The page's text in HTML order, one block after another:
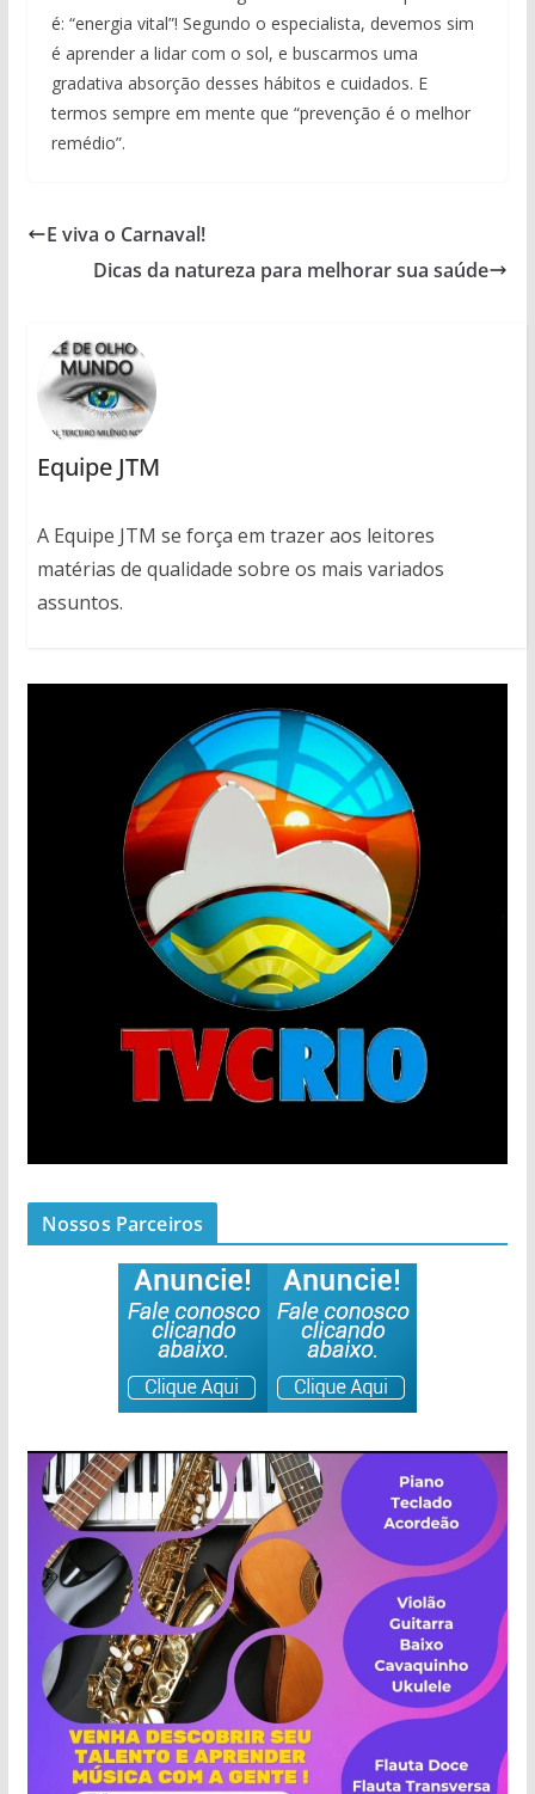
é: “energia vital”! Segundo o especialista, devemos sim
é aprender a lidar com o sol, e buscarmos uma
gradativa absorção desses hábitos e cuidados. E
termos sempre em mente que “prevenção é o melhor
remédio”.
E viva o Carnaval!
Dicas da natureza para melhorar sua saúde
Equipe JTM
A Equipe JTM se força em trazer aos leitores
matérias de qualidade sobre os mais variados
assuntos.
Nossos Parceiros